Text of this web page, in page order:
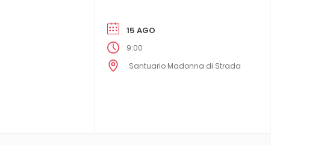
15 AGO
9:00
Santuario Madonna di Strada